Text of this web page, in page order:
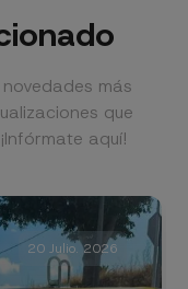
más
que
aquí!
20 Julio. 2026